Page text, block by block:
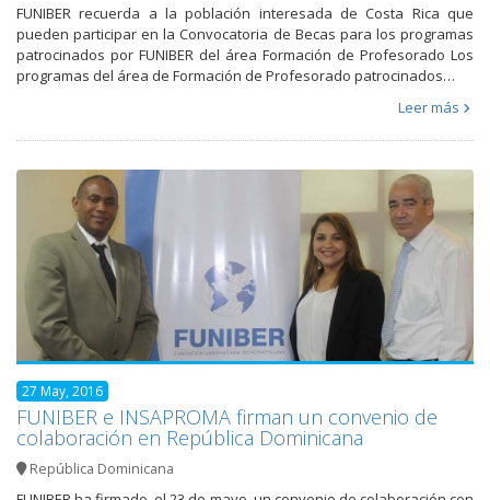
FUNIBER recuerda a la población interesada de Costa Rica que
pueden participar en la Convocatoria de Becas para los programas
patrocinados por FUNIBER del área Formación de Profesorado Los
programas del área de Formación de Profesorado patrocinados…
Leer más
27 May, 2016
FUNIBER e INSAPROMA firman un convenio de
colaboración en República Dominicana
República Dominicana